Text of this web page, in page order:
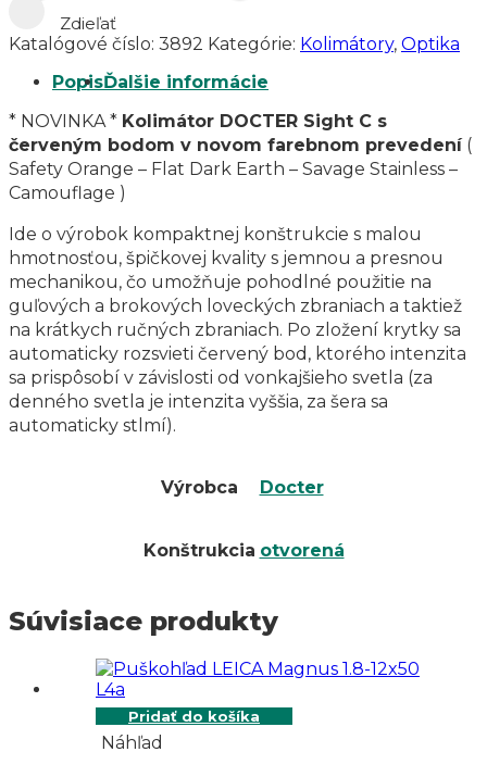
Zdieľať
Katalógové číslo: 3892 Kategórie: Kolimátory, Optika
PopisĎalšie informácie
* NOVINKA * Kolimátor DOCTER Sight C s
červeným bodom v novom farebnom prevedení(
Safety Orange – Flat Dark Earth – Savage Stainless –
Camouflage )
Ide o výrobok kompaktnej konštrukcie s malou
hmotnosťou, špičkovej kvality s jemnou a presnou
mechanikou, čo umožňuje pohodlné použitie na
guľových a brokových loveckých zbraniach a taktiež
na krátkych ručných zbraniach. Po zložení krytky sa
automaticky rozsvieti červený bod, ktorého intenzita
sa prispôsobí v závislosti od vonkajšieho svetla (za
denného svetla je intenzita vyššia, za šera sa
automaticky stlmí).
Výrobca Docter
Konštrukcia otvorená
Súvisiace produkty
Pridať do košíka
Náhľad